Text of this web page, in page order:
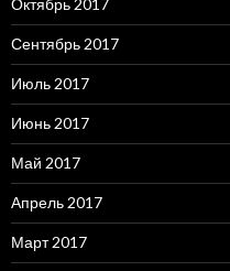
Октябрь 2017
Сентябрь 2017
Июль 2017
Июнь 2017
Май 2017
Апрель 2017
Март 2017